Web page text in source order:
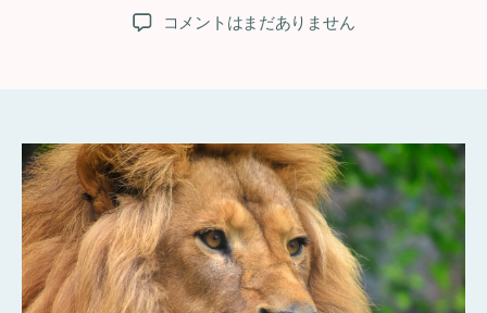
稿
日
ラ
の
コメントはまだありません